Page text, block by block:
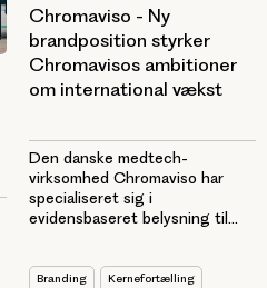
Chromaviso - Ny
brandposition styrker
Chromavisos ambitioner
om international vækst
Den danske medtech-
virksomhed Chromaviso har
specialiseret sig i
evidensbaseret belysning til...
Branding Kernefortælling